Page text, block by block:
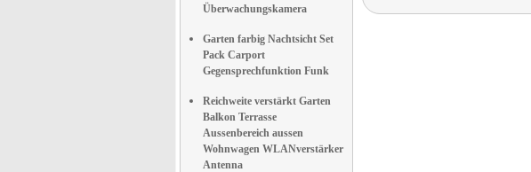
Überwachungskamera
Garten farbig Nachtsicht Set
Pack Carport
Gegensprechfunktion Funk
Reichweite verstärkt Garten
Balkon Terrasse
Aussenbereich aussen
Wohnwagen WLANverstärker
Antenna